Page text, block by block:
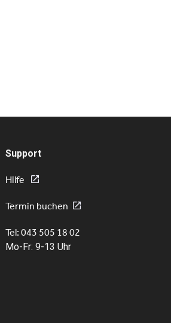
Support
Hilfe
Termin buchen
Tel: 043 505 18 02
Mo-Fr: 9-13 Uhr